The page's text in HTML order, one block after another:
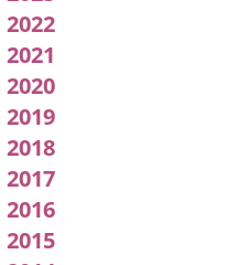
2022
2021
2020
2019
2018
2017
2016
2015